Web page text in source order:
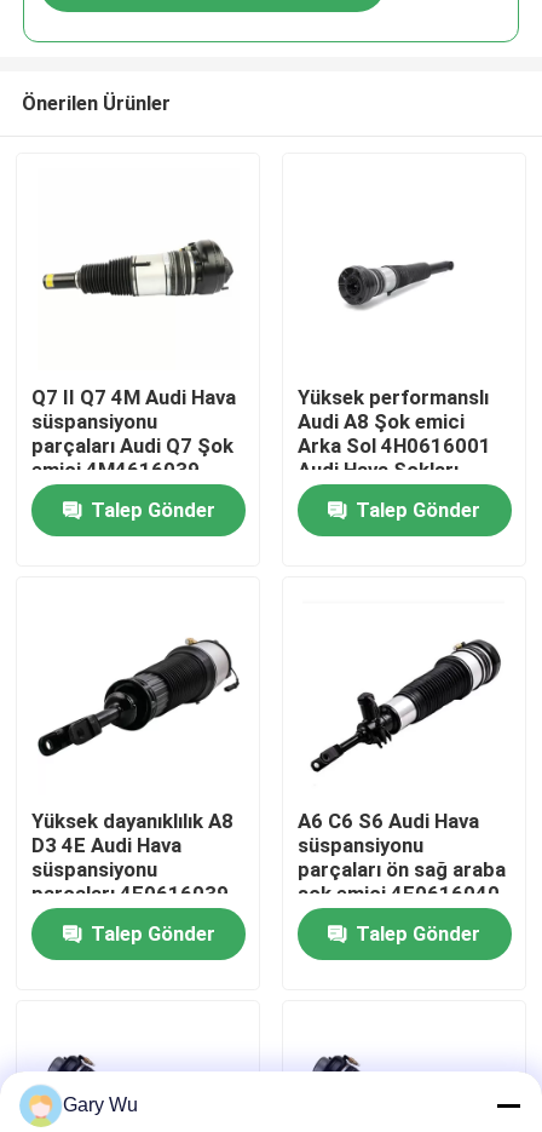
Evde
Ürün
Fabrika turu
Kalite kontrol
Bizimle İletişim
Haberler
Araç hava süspansiyonu sistemi
Önerilen Ürünler
Q7 II Q7 4M Audi Hava
süspansiyonu
parçaları Audi Q7 Şok
emici 4M4616039
Talep Gönder
Yüksek performanslı
Audi A8 Şok emici
Arka Sol 4H0616001
Audi Hava Şokları
Talep Gönder
Yüksek dayanıklılık A8
D3 4E Audi Hava
süspansiyonu
parçaları 4E0616039
TS16949 Sertifikalı
Talep Gönder
A6 C6 S6 Audi Hava
süspansiyonu
parçaları ön sağ araba
şok emici 4F0616040
Talep Gönder
Gary Wu